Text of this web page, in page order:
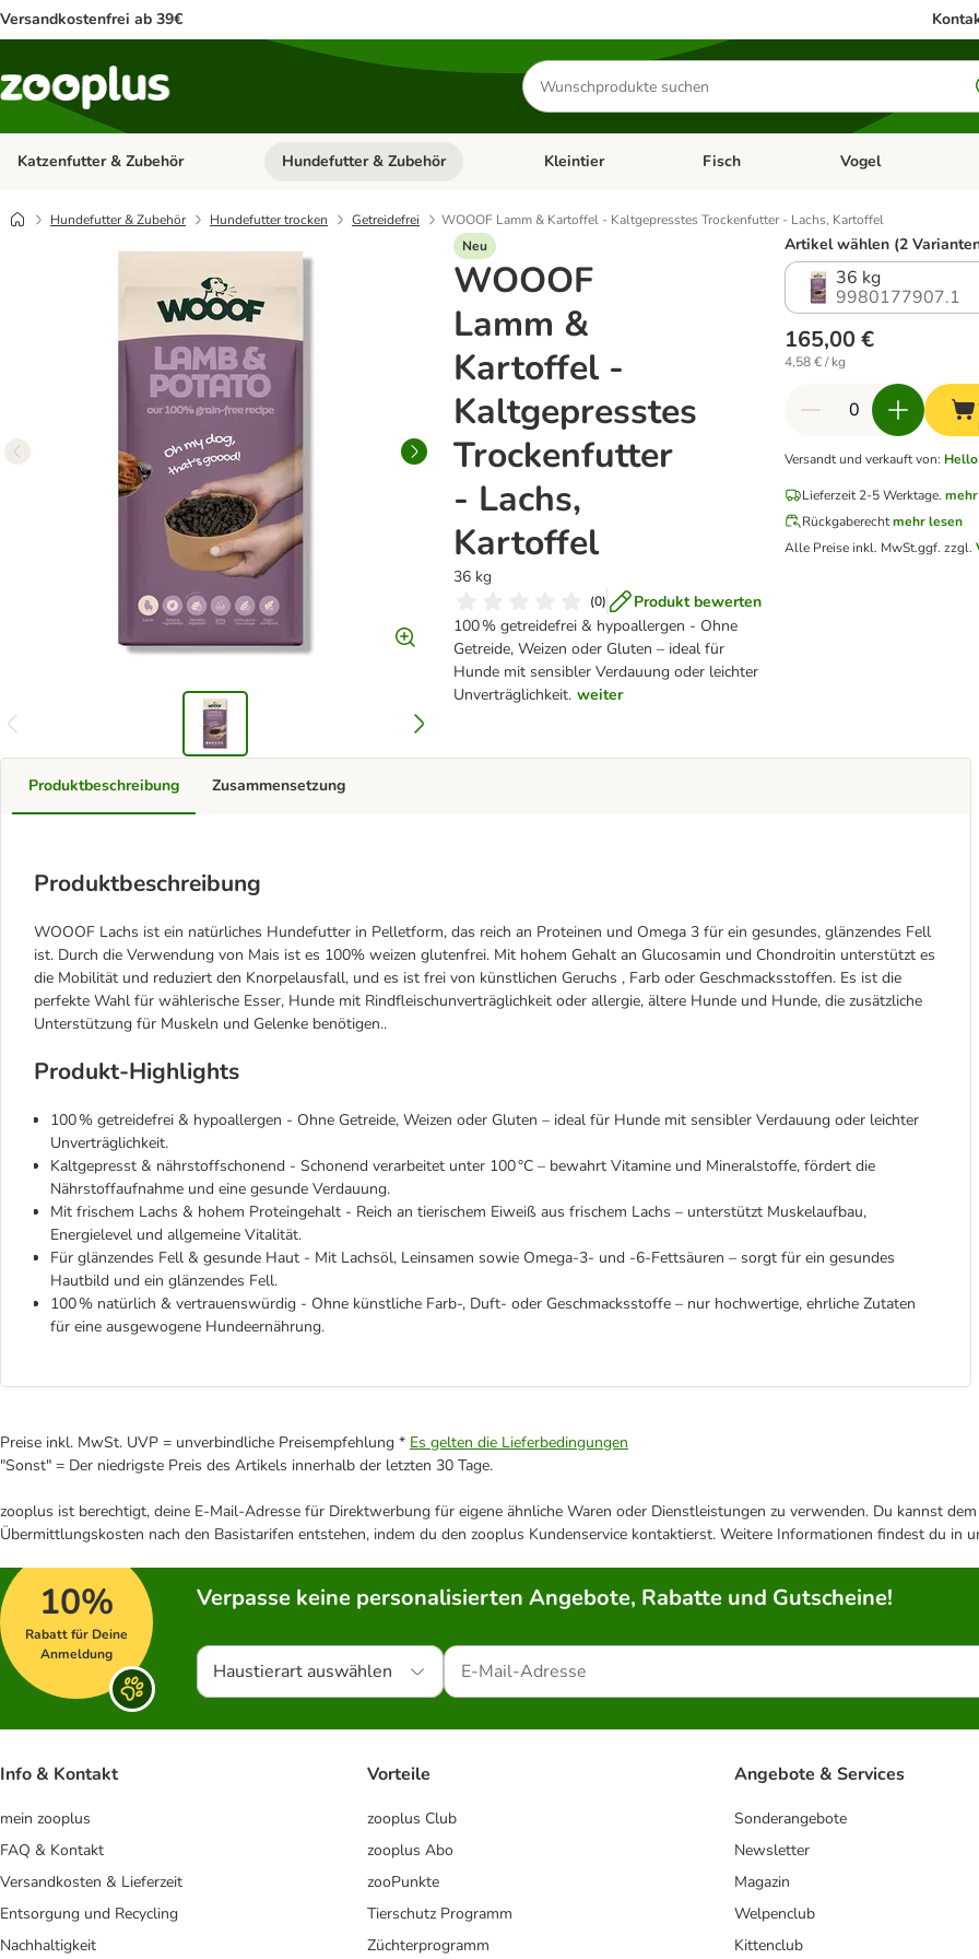
Versandkostenfrei ab 39€
Produkte
suchen
Katzenfutter & Zubehör Kategorie-Menü öffnen: Katzenfutter & Zubehör
Hundefutter & Zubehör Kategorie-Menü öffnen: Hundefutter & Zubehör
Kleintier Kategorie-Menü öffnen: Kleintier
Fisch Kategorie-Menü
Vogel
Hundefutter & Zubehör Hundefutter trocken Getreidefrei
WOOOF Lamm & Kartoffel - Kaltgepresstes Trockenfutter - Lachs, Kartoffel
Neu
WOOOF
Lamm &
Kartoffel -
Kaltgepresstes
Trockenfutter
- Lachs,
Kartoffel
36 kg
(0)
Produkt bewerten
100 % getreidefrei & hypoallergen - Ohne
Getreide, Weizen oder Gluten – ideal für
Hunde mit sensibler Verdauung oder leichter
Unverträglichkeit. weiter
Artikel wählen (2
36 kg
9980177907.1
165,00 €
4,58 € / kg
Versandt und verkauft von:
Lieferzeit 2-5 Werktage.
Rückgaberecht mehr lesen
Alle Preise inkl. MwSt.ggf. zzgl.
Produktbeschreibung
Produktbeschreibung
WOOOF Lachs ist ein natürliches Hundefutter in Pelletform, das reich an Proteinen und Omega 3 für ein gesundes, glänzendes Fell
ist. Durch die Verwendung von Mais ist es 100% weizen glutenfrei. Mit hohem Gehalt an Glucosamin und Chondroitin unterstützt es
die Mobilität und reduziert den Knorpelausfall, und es ist frei von künstlichen Geruchs , Farb oder Geschmacksstoffen. Es ist die
perfekte Wahl für wählerische Esser, Hunde mit Rindfleischunverträglichkeit oder allergie, ältere Hunde und Hunde, die zusätzliche
Unterstützung für Muskeln und Gelenke benötigen..
Produkt-Highlights
100 % getreidefrei & hypoallergen - Ohne Getreide, Weizen oder Gluten – ideal für Hunde mit sensibler Verdauung oder leichter
Unverträglichkeit.
Kaltgepresst & nährstoffschonend - Schonend verarbeitet unter 100 °C – bewahrt Vitamine und Mineralstoffe, fördert die
Nährstoffaufnahme und eine gesunde Verdauung.
Mit frischem Lachs & hohem Proteingehalt - Reich an tierischem Eiweiß aus frischem Lachs – unterstützt Muskelaufbau,
Energielevel und allgemeine Vitalität.
Für glänzendes Fell & gesunde Haut - Mit Lachsöl, Leinsamen sowie Omega-3- und -6-Fettsäuren – sorgt für ein gesundes
Hautbild und ein glänzendes Fell.
100 % natürlich & vertrauenswürdig - Ohne künstliche Farb-, Duft- oder Geschmacksstoffe – nur hochwertige, ehrliche Zutaten
für eine ausgewogene Hundeernährung.
Zusammensetzung
Preise inkl. MwSt. UVP = unverbindliche Preisempfehlung * Es gelten die Lieferbedingungen
"Sonst" = Der niedrigste Preis des Artikels innerhalb der letzten 30 Tage.
zooplus ist berechtigt, deine E-Mail-Adresse für Direktwerbung für eigene ähnliche Waren oder Dienstleistungen zu verwenden. Du kannst
Übermittlungskosten nach den Basistarifen entstehen, indem du den zooplus Kundenservice kontaktierst. Weitere Informationen findest du in
10%
Rabatt für Deine
Anmeldung
Verpasse keine personalisierten Angebote, Rabatte und Gutscheine!
Haustierart auswählen
Info & Kontakt
mein zooplus
FAQ & Kontakt
Versandkosten & Lieferzeit
Entsorgung und Recycling
Nachhaltigkeit
Vorteile
zooplus Club
zooplus Abo
zooPunkte
Tierschutz Programm
Züchterprogramm
Angebote & Services
Sonderangebote
Newsletter
Magazin
Welpenclub
Kittenclub